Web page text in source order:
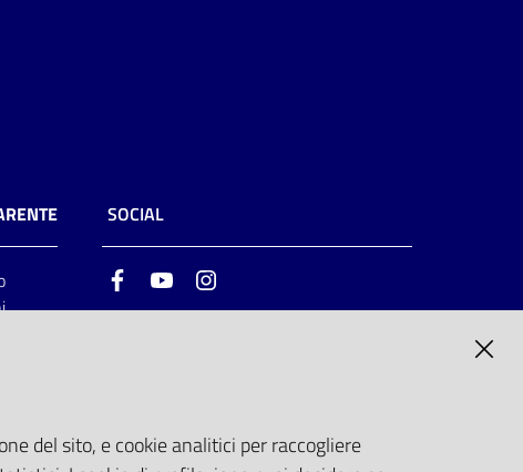
SOCIAL
FacebookYoutube
del sito, e cookie analitici per raccogliere